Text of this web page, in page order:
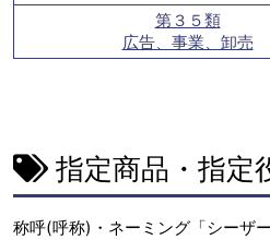
第３５類
広告、事業、卸売
指定商品・指定
称呼(呼称)・ネーミング「シーザ